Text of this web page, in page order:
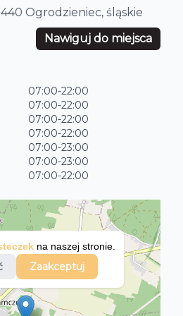
na naszej stronie.
Zaakceptuj
Ogrodzieniec, śląskie
Nawiguj do miejsca
07:00-22:00
07:00-22:00
07:00-22:00
07:00-22:00
07:00-23:00
07:00-23:00
07:00-22:00